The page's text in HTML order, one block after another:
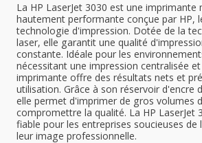
La HP LaserJet 3030 est une
hautement performante conçue par HP,
technologie d'impression. Dotée de la
laser, elle garantit une qualité
constante. Idéale pour les
nécessitant une impression centralisée
imprimante offre des résultats nets et
utilisation. Grâce à son réservoir d'encre
elle permet d'imprimer de gros volumes
compromettre la qualité. La HP LaserJet
fiable pour les entreprises soucieuses de
leur image professionnelle.